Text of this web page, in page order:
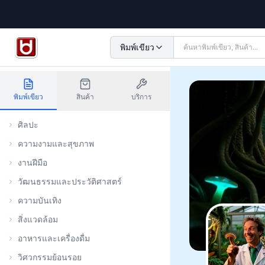
พิมพ์เขียว
พิมพ์เขียว สินค้า บริการ
ศิลปะ
ความงามและสุขภาพ
งานฝีมือ
วัฒนธรรมและประวัติศาสตร์
ความบันเทิง
สิ่งแวดล้อม
อาหารและเครื่องดื่ม
วิศวกรรมย้อนรอย